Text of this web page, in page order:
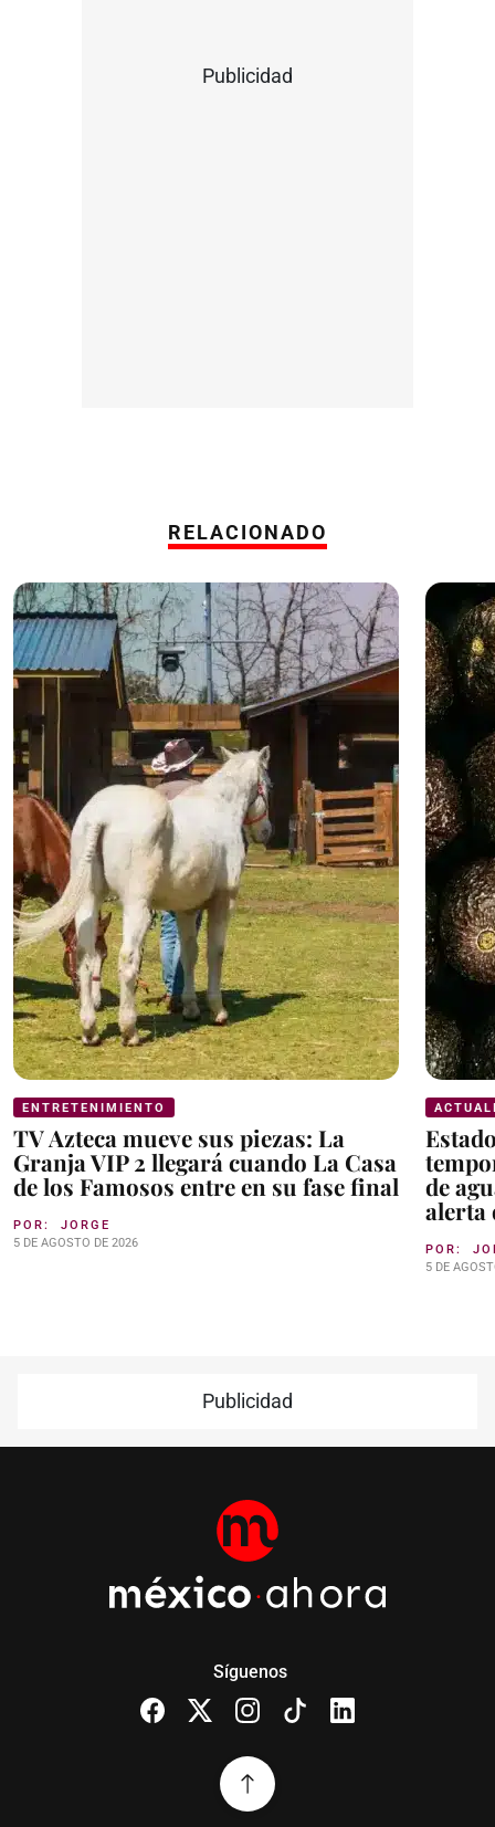
Publicidad
RELACIONADO
ENTRETENIMIENTO
TV Azteca mueve sus piezas: La
Granja VIP 2 llegará cuando La Casa
de los Famosos entre en su fase final
POR: JORGE
5 DE AGOSTO DE 2026
de
alerta
POR:
5 DE
Publicidad
Síguenos